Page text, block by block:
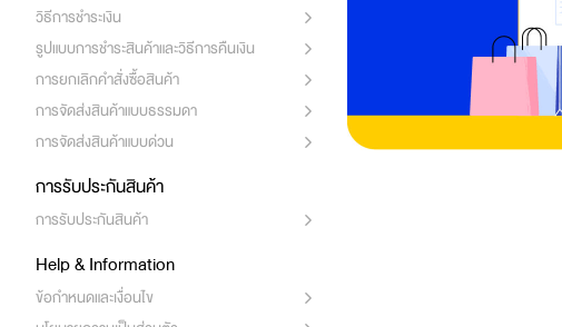
วิธีการชำระเงิน
รูปแบบการชำระสินค้าและวิธีการคืนเงิน
การยกเลิกคำสั่งซื้อสินค้า
การจัดส่งสินค้าแบบธรรมดา
การจัดส่งสินค้าแบบด่วน
การรับประกันสินค้า
การรับประกันสินค้า
Help & Information
ข้อกำหนดและเงื่อนไข